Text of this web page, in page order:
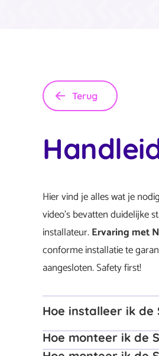
Terug
Hier vind je alles wat je
video's bevatten duidelijke
installateur.Ervaring met
conforme installatie te
aangesloten. Safety first!
Hoe installeer ik
Hoe monteer ik de